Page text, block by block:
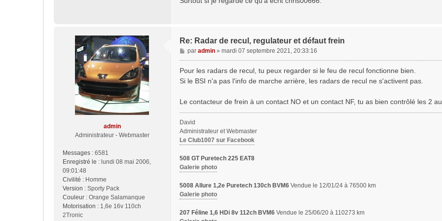
admin
Administrateur - Webmaster
Messages : 6581
Enregistré le : lundi 08 mai 2006,
09:01:48
Civilité : Homme
Version : Sporty Pack
Couleur : Orange Salamanque
Motorisation : 1,6e 16v 110ch
2Tronic
Re: Radar de recul, regulateur et défaut frein
M
e
s
s
e
par admin» mardi 07 septembre 2021, 20:33:16
Pour les radars de recul, tu peux regarder si le feu de recul fonctionne bien.
Si le BSI n'a pas l'info de marche arrière, les radars de recul ne s'activent pas.
Le contacteur de frein à un contact NO et un contact NF, tu as bien contrôlé les 2
David
Administrateur et Webmaster
Le Club1007 sur Facebook
508 GT Puretech 225 EAT8
Galerie photo
5008 Allure 1,2e Puretech 130ch BVM6 Vendue le 12/01/24 à 76500 km
Galerie photo
207 Féline 1,6 HDi 8v 112ch BVM6 Vendue le 25/06/20 à 110273 km